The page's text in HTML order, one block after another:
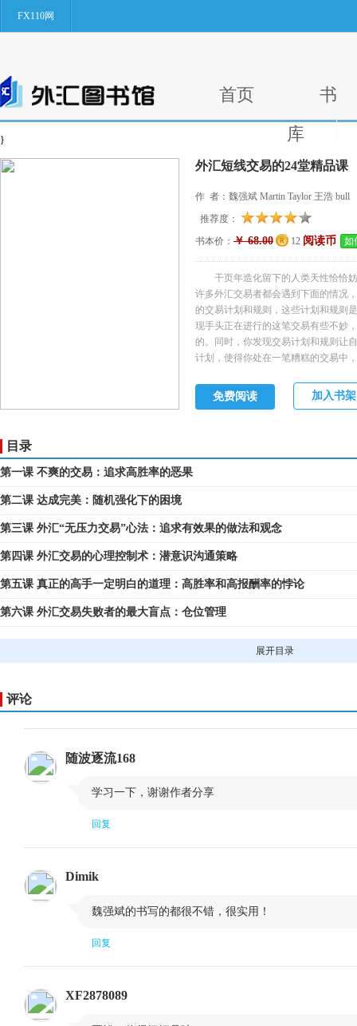
FX110网
首页
书
库
}
外汇短线交易的24堂精品课
作 者：魏强斌 Martin Taylor 王浩 bull
推荐度：
书本价： ￥ 68.00 12 阅读币 如
干页年造化留下的人类天性恰恰
许多外汇交易者都会遇到下面的情况
的交易计划和规则，这些计划和规则
现手头正在进行的这笔交易有些不妙
的。同时，你发现交易计划和规则让
计划，使得你处在一笔糟糕的交易中
为这里存在更好的交易方法。这种可
境。由于认为自己找到了更好的方法
免费阅读 加入书架
目录
第一课 不爽的交易：追求高胜率的恶果
第二课 达成完美：随机强化下的困境
第三课 外汇“无压力交易”心法：追求有效果的做法和观念
第四课 外汇交易的心理控制术：潜意识沟通策略
第五课 真正的高手一定明白的道理：高胜率和高报酬率的悖论
第六课 外汇交易失败者的最大盲点：仓位管理
第七课 “奥卡姆剃刀”下的简洁美：以“欧元动能交易系统”为例
第九章 可证伪的假定才是科学的交易决策：当被证伪时，坦然接受
第十一课 趋势是你的朋友：以“MACD4小时交易系统”为例
第十二课 位置比方向重要：以“整数框架系统”为例
第十六课 系统思维才是外汇交易的王道：以FxOverEasy交易系统为例
第十七课 寻找盲点套利策略：以1分钟交易策略为例
第十八课 洞悉风险偏好的变化：短线交易者必须注意的首要驱动因素
第二十课 从极少人知的形态中获利：以“N字顶底”为例
展开目录
评论
随波逐流168
学习一下，谢谢作者分享
回复
Dimik
魏强斌的书写的都很不错，很实用！
回复
XF2878089